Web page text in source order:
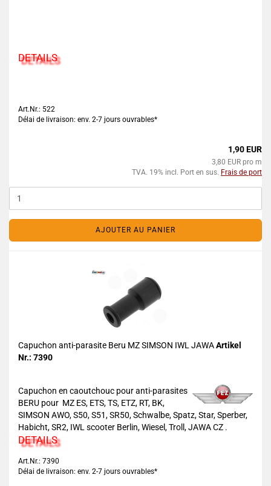
DETAILS
Art.Nr.: 522
Délai de livraison: env. 2-7 jours ouvrables*
1,90 EUR
3,80 EUR pro m
TVA. 19% incl. Port en sus. Frais de port
AJOUTER AU PANIER
Capuchon anti-parasite Beru MZ SIMSON IWL JAWAArtikel
Nr.: 7390
Capuchon en caoutchouc pour anti-parasites
BERU pour MZ ES, ETS, TS, ETZ, RT, BK,
SIMSON AWO, S50, S51, SR50, Schwalbe, Spatz, Star, Sperber,
Habicht, SR2, IWL scooter Berlin, Wiesel, Troll, JAWA CZ .
DETAILS
Art.Nr.: 7390
Délai de livraison: env. 2-7 jours ouvrables*